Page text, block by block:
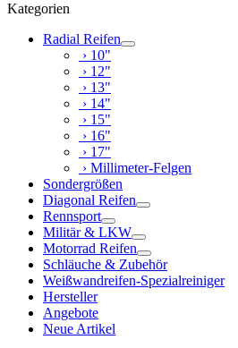
Kategorien
Radial Reifen
› 10"
› 12"
› 13"
› 14"
› 15"
› 16"
› 17"
› Millimeter-Felgen
Sondergrößen
Diagonal Reifen
Rennsport
Militär & LKW
Motorrad Reifen
Schläuche & Zubehör
Weißwandreifen-Spezialreiniger
Hersteller
Angebote
Neue Artikel